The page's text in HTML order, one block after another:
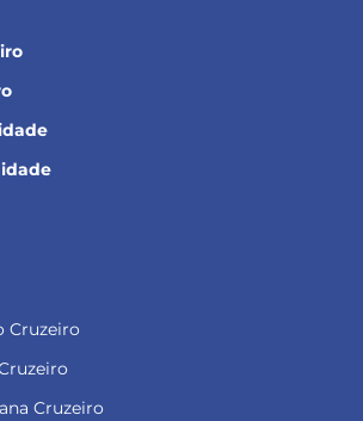
Cruzeiro
Cruzeiro